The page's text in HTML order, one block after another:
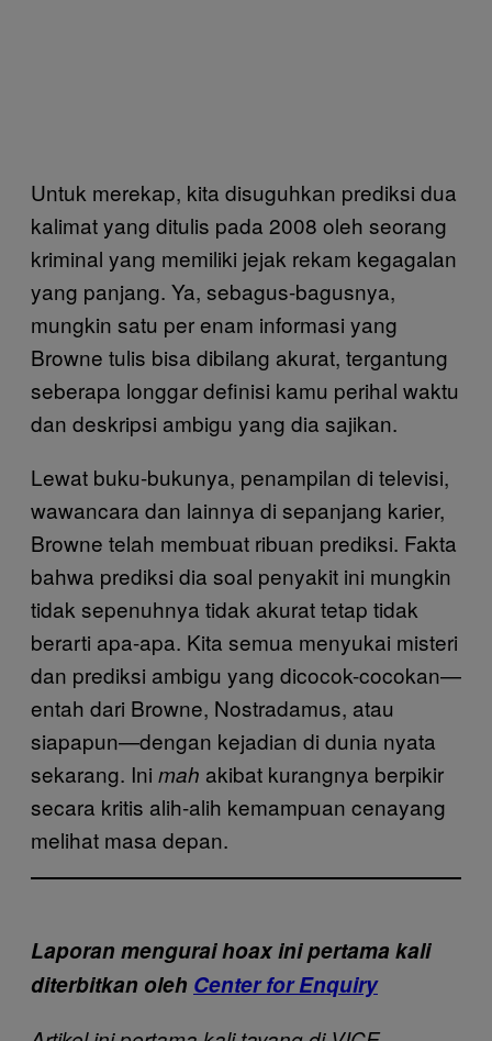
Untuk merekap, kita disuguhkan prediksi dua
kalimat yang ditulis pada 2008 oleh seorang
kriminal yang memiliki jejak rekam kegagalan
yang panjang. Ya, sebagus-bagusnya,
mungkin satu per enam informasi yang
Browne tulis bisa dibilang akurat, tergantung
seberapa longgar definisi kamu perihal waktu
dan deskripsi ambigu yang dia sajikan.
Lewat buku-bukunya, penampilan di televisi,
wawancara dan lainnya di sepanjang karier,
Browne telah membuat ribuan prediksi. Fakta
bahwa prediksi dia soal penyakit ini mungkin
tidak sepenuhnya tidak akurat tetap tidak
berarti apa-apa. Kita semua menyukai misteri
dan prediksi ambigu yang dicocok-cocokan—
entah dari Browne, Nostradamus, atau
siapapun—dengan kejadian di dunia nyata
sekarang. Ini mah akibat kurangnya berpikir
secara kritis alih-alih kemampuan cenayang
melihat masa depan.
Laporan mengurai hoax ini pertama kali
diterbitkan oleh Center for Enquiry